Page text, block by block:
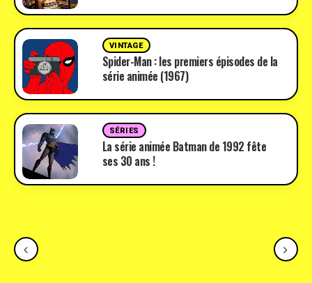
VINTAGE
Spider-Man : les premiers épisodes de la
série animée (1967)
SÉRIES
La série animée Batman de 1992 fête
ses 30 ans !